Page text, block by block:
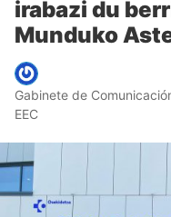
irabazi du
Munduko
Gabinete de
EEC